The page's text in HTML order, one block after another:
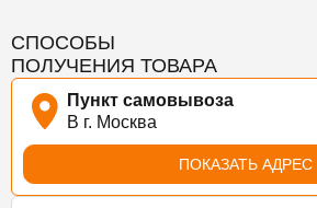
СПОСОБЫ
ПОЛУЧЕНИЯ ТОВАРА
Пункт самовывоза
В г. Москва
ПОКАЗАТЬ АДРЕС